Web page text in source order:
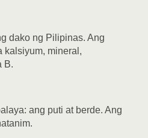
dako ng Pilipinas. Ang
kalsiyum, mineral,
B.
ang puti at berde. Ang